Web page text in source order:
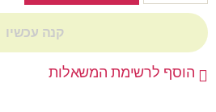
קנה עכשיו
הוסף לרשימת המשאלות